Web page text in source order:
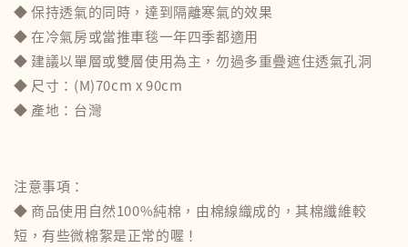
◆ 保持透氣的同時，達到隔離寒氣的效果
◆ 在冷氣房或當推車毯一年四季都適用
◆ 建議以單層或雙層使用為主，勿過多重疊遮住透氣孔洞
◆ 尺寸：(M)70cm x 90cm
◆ 產地：台灣
注意事項：
◆ 商品使用自然100%純棉，由棉線織成的，其棉纖維較
短，有些微棉絮是正常的喔！